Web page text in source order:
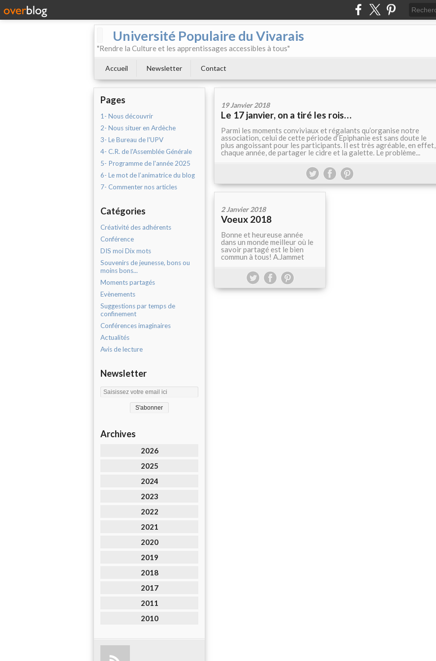
Université Populaire du Vivarais
"Rendre la Culture et les apprentissages accessibles à tous"
Accueil Newsletter Contact
Pages
1- Nous découvrir
2- Nous situer en Ardèche
3- Le Bureau de l'UPV
4- C.R. de l'Assemblée Générale
5- Programme de l'année 2025
6- Le mot de l’animatrice du blog
7- Commenter nos articles
Catégories
Créativité des adhérents
Conférence
DIS moi Dix mots
Souvenirs de jeunesse, bons ou
moins bons...
Moments partagés
Evènements
Suggestions par temps de
confinement
Conférences imaginaires
Actualités
Avis de lecture
Newsletter
Archives
2026
2025
2024
2023
2022
2021
2020
2019
2018
2017
2011
2010
19 Janvier 2018
Le 17 janvier, on a tiré les rois…
Parmi les moments conviviaux et régalants qu’organise notre
association, celui de cette période d’Epiphanie est sans doute le
plus angoissant pour les participants. Il est très agréable, en effet,
chaque année, de partager le cidre et la galette. Le problème...
2 Janvier 2018
Voeux 2018
Bonne et heureuse année
dans un monde meilleur où le
savoir partagé est le bien
commun à tous! A.Jammet